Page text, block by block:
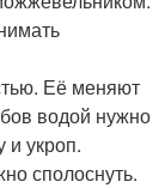
Её меняют
водой нужно
и укроп.
сполоснуть.